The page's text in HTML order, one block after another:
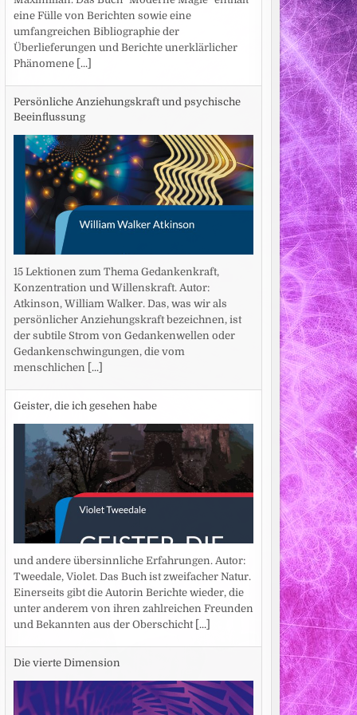
eine Fülle von Berichten sowie eine
umfangreichen Bibliographie der
Überlieferungen und Berichte unerklärlicher
Phänomene [...]
Persönliche Anziehungskraft und psychische
Beeinflussung
15 Lektionen zum Thema Gedankenkraft,
Konzentration und Willenskraft. Autor:
Atkinson, William Walker. Das, was wir als
persönlicher Anziehungskraft bezeichnen, ist
der subtile Strom von Gedankenwellen oder
Gedankenschwingungen, die vom
menschlichen [...]
Geister, die ich gesehen habe
und andere übersinnliche Erfahrungen. Autor:
Tweedale, Violet. Das Buch ist zweifacher Natur.
Einerseits gibt die Autorin Berichte wieder, die
unter anderem von ihren zahlreichen Freunden
und Bekannten aus der Oberschicht [...]
Die vierte Dimension